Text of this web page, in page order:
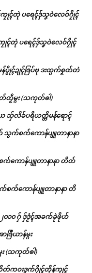
ၚ်တုဲ ပရေၚ်ဒှ်သၞဝဲလေဝ်ဂၠိုၚ်
ၚ်တုဲ ပရေၚ်ဒှ်သၞဝဲလေဝ်ဂၠိုၚ်
ပွိုၚ်ဍုၚ်ဇြပ်ဗု ဒးထ္ပက်စၟတ်တဲ
မ္ဂး (သကုတ်ၜါ)
သှ်လိခ်ပရိယတ္တိမန်ရောၚ်
သွက်စက်ကောန်ပျူတာနာနာ
က်ကောန်ပျူတာနာနာ တိတ်
စက်ကောန်ပျူတာနာနာ တိ
၂၀၁၀ ဂှ် ဒှ်ဒၟံၚ်အခက်ခုဲဖိုဟ်
ယာန်မ္ဂး
(သကုတ်ၜါ)
ကဝးဒွက်ဂၠိုၚ်တိုန်ကၠုၚ်